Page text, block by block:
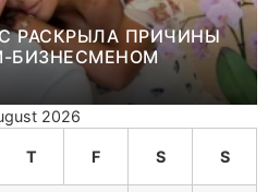
РАСКРЫЛА ПРИЧИНЫ
БИЗНЕСМЕНОМ
2026
T F S S